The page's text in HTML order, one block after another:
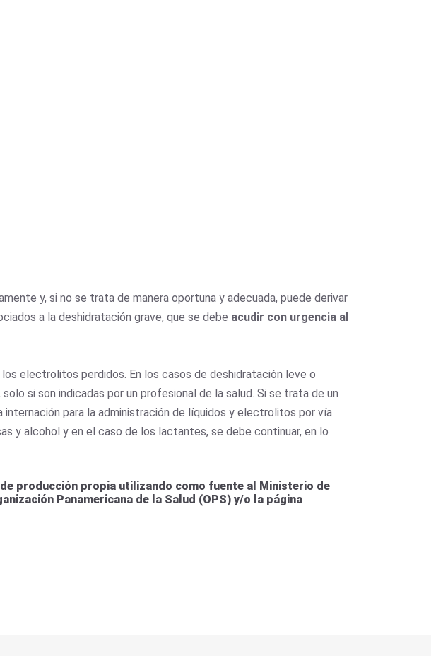
y, si no se trata de manera oportuna y adecuada, puede derivar
a la deshidratación grave, que se debe acudir con urgencia al
electrolitos perdidos. En los casos de deshidratación leve o
si son indicadas por un profesional de la salud. Si se trata de un
para la administración de líquidos y electrolitos por vía
y alcohol y en el caso de los lactantes, se debe continuar, en lo
producción propia utilizando como fuente al Ministerio de
Panamericana de la Salud (OPS) y/o la página